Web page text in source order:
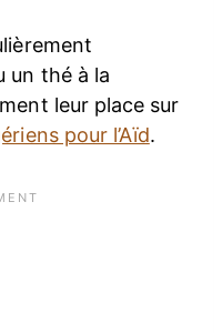
un thé à la
leur place sur
pour l’Aïd.